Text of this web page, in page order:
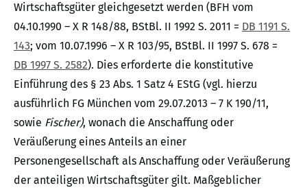
Wirtschaftsgüter gleichgesetzt werden (BFH vom
04.10.1990 – X R 148/88, BStBl. II 1992 S. 2011 = DB 1191 S.
143; vom 10.07.1996 – X R 103/95, BStBl. II 1997 S. 678 =
DB 1997 S. 2582). Dies erforderte die konstitutive
Einführung des § 23 Abs. 1 Satz 4 EStG (vgl. hierzu
ausführlich FG München vom 29.07.2013 – 7 K 190/11,
sowie Fischer), wonach die Anschaffung oder
Veräußerung eines Anteils an einer
Personengesellschaft als Anschaffung oder Veräußerung
der anteiligen Wirtschaftsgüter gilt. Maßgeblicher